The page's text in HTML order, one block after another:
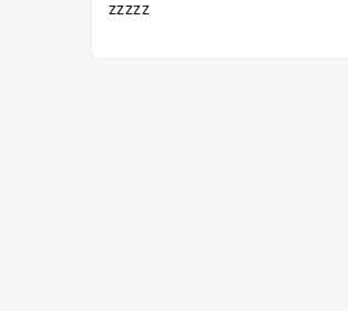
zzzzz